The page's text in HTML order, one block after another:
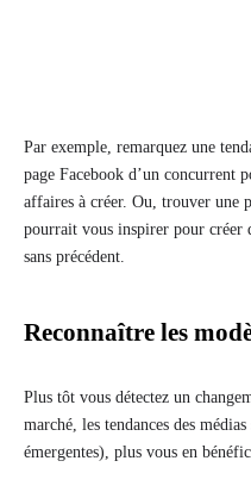
Par exemple, remarquez une
page Facebook d’un concurrent
affaires à créer. Ou, trouver une
pourrait vous inspirer pour créer
sans précédent.
Reconnaître les
Plus tôt vous détectez un
marché, les tendances des
émergentes), plus vous en